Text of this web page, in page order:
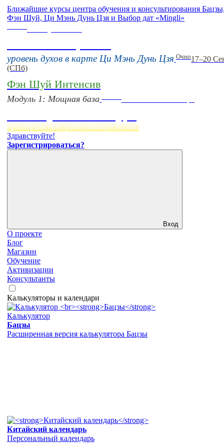
Ближайшие курсы центра обучения и консультирования
Фэн Шуй, Ци Мэнь Дунь Цзя и Выбор дат «Mingli»
уровень духов в карте Ци Мэнь Дунь Цзя Очно17–20
(СПб)
Фэн Шуй Интенсив
Модуль 1: Мощная база
пространство, работающее на вас
Здравствуйте!
Зарегистрироваться?
Вход
О проекте
Блог
Магазин
Обучение
Активизации
Консультанты
Калькуляторы и календари
Калькулятор
Бацзы
Расширенная версия калькулятора Бацзы
Китайский календарь
Персональный календарь